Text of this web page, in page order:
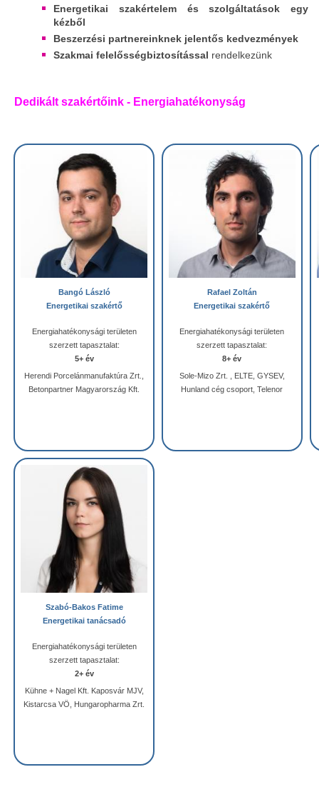
Energetikai szakértelem és szolgáltatások egy
kézből
Beszerzési partnereinknek jelentős kedvezmények
Szakmai felelősségbiztosítással rendelkezünk
Dedikált szakértőink - Energiahatékonyság
Bangó László
Energetikai szakértő
Energiahatékonysági területen
szerzett tapasztalat:
5+ év
Herendi Porcelánmanufaktúra Zrt.,
Betonpartner Magyarország Kft.
Rafael Zoltán
Energetikai szakértő
Energiahatékonysági területen
szerzett tapasztalat:
8+ év
Sole-Mizo Zrt. , ELTE, GYSEV,
Hunland cég csoport, Telenor
Szabó-Bakos Fatime
Energetikai tanácsadó
Energiahatékonysági területen
szerzett tapasztalat:
2+ év
Kühne + Nagel Kft. Kaposvár MJV,
Kistarcsa VÖ, Hungaropharma Zrt.